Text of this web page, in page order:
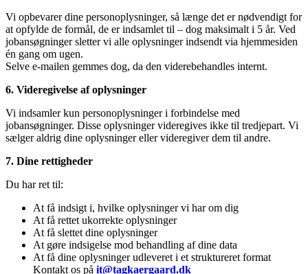
Vi opbevarer dine personoplysninger, så længe det er nødvendigt for
at opfylde de formål, de er indsamlet til – dog maksimalt i 5 år. Ved
jobansøgninger sletter vi alle oplysninger indsendt via hjemmesiden
én gang om ugen.
Selve e-mailen gemmes dog, da den viderebehandles internt.
6. Videregivelse af oplysninger
Vi indsamler kun personoplysninger i forbindelse med
jobansøgninger. Disse oplysninger videregives ikke til tredjepart. Vi
sælger aldrig dine oplysninger eller videregiver dem til andre.
7. Dine rettigheder
Du har ret til:
At få indsigt i, hvilke oplysninger vi har om dig
At få rettet ukorrekte oplysninger
At få slettet dine oplysninger
At gøre indsigelse mod behandling af dine data
At få dine oplysninger udleveret i et struktureret format
Kontakt os på it@tagkaergaard.dk